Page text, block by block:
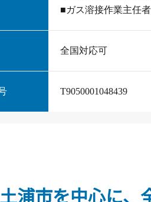
■ガス溶接作業主任者
全国対応可
T9050001048439
土浦市を中心に、